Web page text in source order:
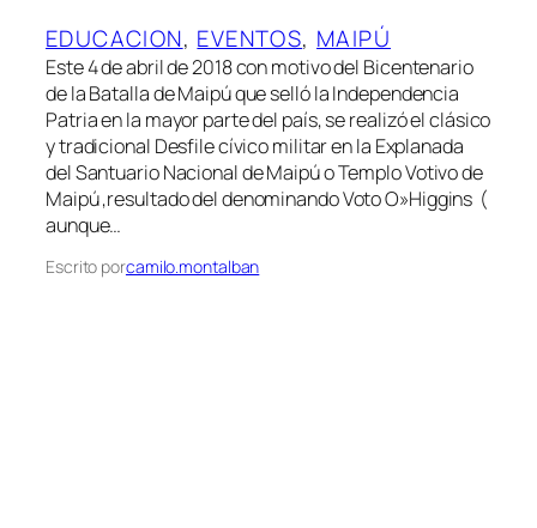
EDUCACION, EVENTOS, MAIPÚ
Este 4 de abril de 2018 con motivo del Bicentenario
de la Batalla de Maipú que selló la Independencia
Patria en la mayor parte del país, se realizó el clásico
y tradicional Desfile cívico militar en la Explanada
del Santuario Nacional de Maipú o Templo Votivo de
Maipú ,resultado del denominando Voto O»Higgins (
aunque…
Escrito porcamilo.montalban